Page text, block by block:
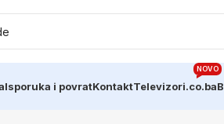
Isporuka i povratKontaktTelevizori.co.ba
NOVO